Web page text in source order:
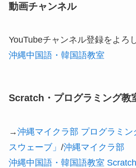
動画チャンネル
YouTubeチャンネル登録をよろ
沖縄中国語・韓国語教室
Scratch・プログラミング教
→沖縄マイクラ部 プログラミン
スウェーブ」 /沖縄マイクラ部
沖縄中国語・韓国語教室